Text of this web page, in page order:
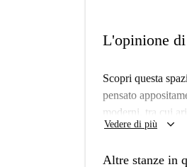
L'opinione
Scopri questa
pensato
moderni, tra cui
una lavatrice ad
Vedere di più keyboard_arrow_down
Altre stanze in